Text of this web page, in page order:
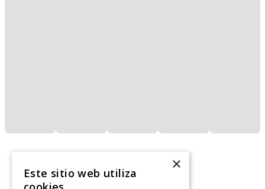
×
Este sitio web utiliza